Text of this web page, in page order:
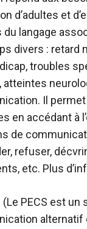
d’adultes et
du langage
divers : retard
troubles
atteintes
Il
en accédant à
de
refuser,
etc. Plus
(Le PECS est un
alternatif